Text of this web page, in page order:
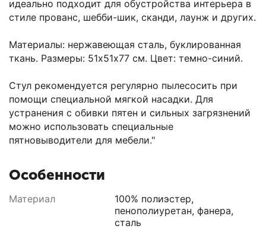
идеально подходит для обустройства интерьера в
стиле прованс, шебби-шик, сканди, лаунж и других.
Материалы: нержавеющая сталь, буклированная
ткань. Размеры: 51х51х77 см. Цвет: темно-синий.
Стул рекомендуется регулярно пылесосить при
помощи специальной мягкой насадки. Для
устранения с обивки пятен и сильных загрязнений
можно использовать специальные
пятновыводители для мебели."
Особенности
Материал
100% полиэстер,
пенополиуретан, фанера,
сталь